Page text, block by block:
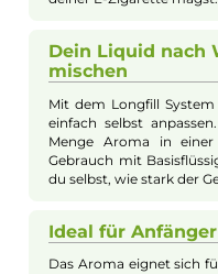
einem intensiven
Tabakmischung und
Eukalyptus. Das Aroma
bedeutet, dass sich nur
Flasche befindet, die
Basisflüssigkeit und
muss. Nach dem
Liquid fertig zum
Ein